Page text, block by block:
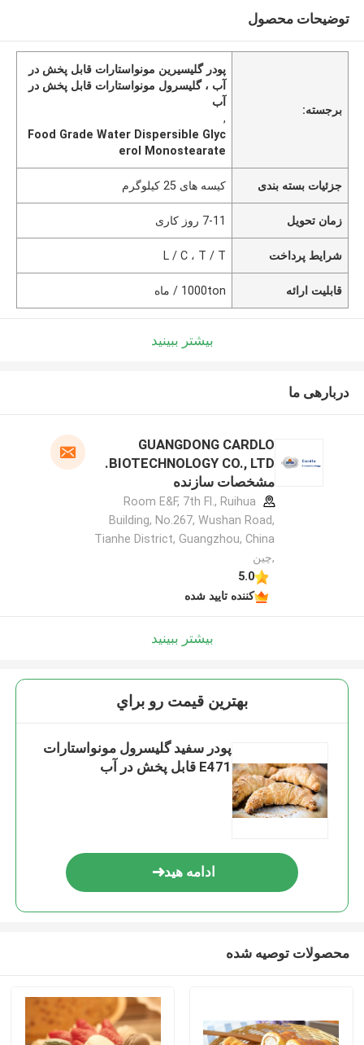
توضیحات محصول
برجسته:
پودر گلیسیرین مونواستارات قابل پخش در
آب ، گلیسرول مونواستارات قابل پخش در
آب
,
Food Grade Water Dispersible Glyc
erol Monostearate
جزئیات بسته بندی کیسه های 25 کیلوگرم
زمان تحویل 7-11 روز کاری
شرایط پرداخت L / C ، T / T
قابلیت ارائه 1000ton / ماه
بیشتر ببینید
دربارهی ما
GUANGDONG CARDLO
BIOTECHNOLOGY CO., LTD.
مشخصات سازنده
Room E&F, 7th Fl., Ruihua
Building, No.267, Wushan Road,
Tianhe District, Guangzhou, China
,چین
5.0
کننده تایید شده
بیشتر ببینید
بهترين قيمت رو براي
پودر سفید گلیسرول مونواستارات
E471 قابل پخش در آب
ادامه هید
محصولات توصیه شده